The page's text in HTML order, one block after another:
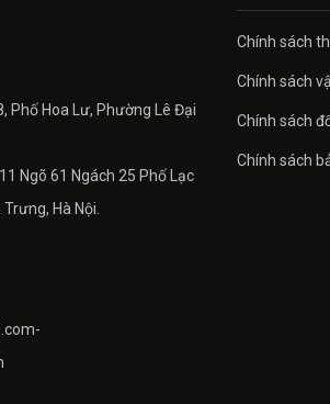
Phố Hoa Lư, Phường Lê Đại
Ngõ 61 Ngách 25 Phố Lạc
Hà Nội.
Chính sách
Chính sách
Chính sách
Chính sách